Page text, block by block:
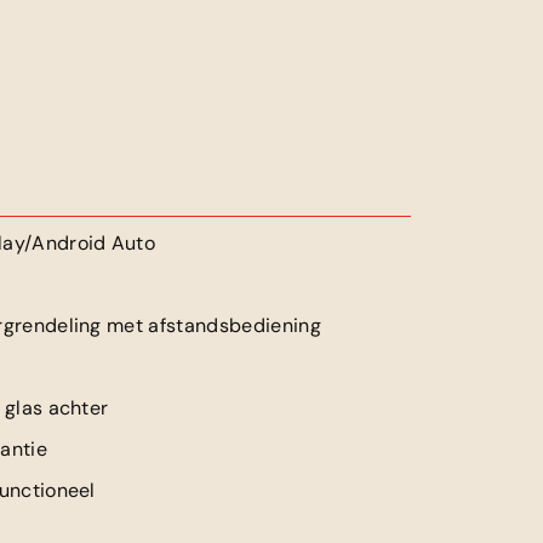
Android Auto
met afstandsbediening
achter